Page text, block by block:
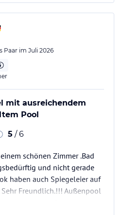
und Frühstück bis 11 Uhr.
Zimmer mit Balkon und
welches sofort durch ein
Paar im Juli 2026
mit ausreichendem
Pool
5 / 6
schönen Zimmer .Bad
und nicht gerade
haben auch Spiegeleier auf
Freundlich.!!! Außenpool